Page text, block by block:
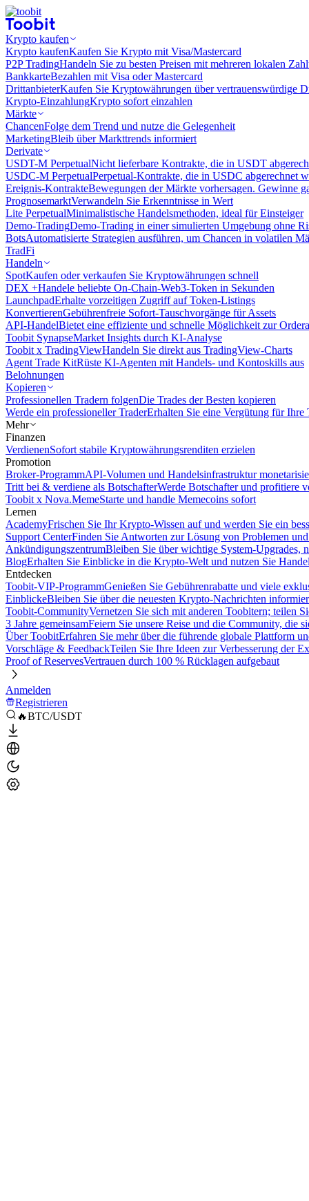
Krypto kaufen
Krypto kaufenKaufen Sie Krypto mit Visa/Mastercard
P2P TradingHandeln Sie zu besten Preisen mit mehreren lokalen
BankkarteBezahlen mit Visa oder Mastercard
DrittanbieterKaufen Sie Kryptowährungen über vertrauenswürdige
Krypto-EinzahlungKrypto sofort einzahlen
Märkte
ChancenFolge dem Trend und nutze die Gelegenheit
MarketingBleib über Markttrends informiert
Derivate
USDT-M PerpetualNicht lieferbare Kontrakte, die in USDT
USDC-M PerpetualPerpetual-Kontrakte, die in USDC abgerechnet
Ereignis-KontrakteBewegungen der Märkte vorhersagen. Gewinne
PrognosemarktVerwandeln Sie Erkenntnisse in Wert
Lite PerpetualMinimalistische Handelsmethoden, ideal für Einsteiger
Demo-TradingDemo-Trading in einer simulierten Umgebung ohne
BotsAutomatisierte Strategien ausführen, um Chancen in volatilen
TradFi
Handeln
SpotKaufen oder verkaufen Sie Kryptowährungen schnell
DEX +Handele beliebte On-Chain-Web3-Token in Sekunden
LaunchpadErhalte vorzeitigen Zugriff auf Token-Listings
KonvertierenGebührenfreie Sofort-Tauschvorgänge für Assets
API-HandelBietet eine effiziente und schnelle Möglichkeit zur
Toobit SynapseMarket Insights durch KI-Analyse
Toobit x TradingViewHandeln Sie direkt aus TradingView-Charts
Agent Trade KitRüste KI-Agenten mit Handels- und Kontoskills aus
Belohnungen
Kopieren
Professionellen Tradern folgenDie Trades der Besten kopieren
Werde ein professioneller TraderErhalten Sie eine Vergütung für Ihre
Mehr
Finanzen
VerdienenSofort stabile Kryptowährungsrenditen erzielen
Promotion
Broker-ProgrammAPI-Volumen und Handelsinfrastruktur
Tritt bei & verdiene als BotschafterWerde Botschafter und profitiere
Toobit x Nova.MemeStarte und handle Memecoins sofort
Lernen
AcademyFrischen Sie Ihr Krypto-Wissen auf und werden Sie ein
Support CenterFinden Sie Antworten zur Lösung von Problemen
AnkündigungszentrumBleiben Sie über wichtige System-Upgrades,
BlogErhalten Sie Einblicke in die Krypto-Welt und nutzen Sie
Entdecken
Toobit-VIP-ProgrammGenießen Sie Gebührenrabatte und viele
EinblickeBleiben Sie über die neuesten Krypto-Nachrichten
Toobit-CommunityVernetzen Sie sich mit anderen Toobitern; teilen
3 Jahre gemeinsamFeiern Sie unsere Reise und die Community, die
Über ToobitErfahren Sie mehr über die führende globale Plattform
Vorschläge & FeedbackTeilen Sie Ihre Ideen zur Verbesserung der
Proof of ReservesVertrauen durch 100 % Rücklagen aufgebaut
Anmelden
Registrieren
🔥BTC/USDT